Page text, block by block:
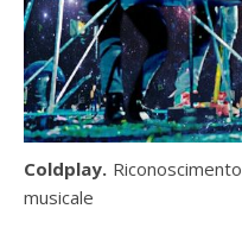
Coldplay.
musicale